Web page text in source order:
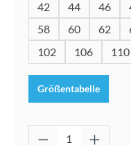
42
44 46
58
60 62
102
106 110
Größentabelle
Produkt